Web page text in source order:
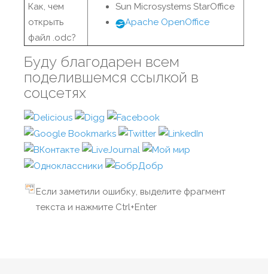
Как, чем
открыть
файл .odc?
Sun Microsystems StarOffice
Apache OpenOffice
Буду благодарен всем
поделившемся ссылкой в
соцсетях
Если заметили ошибку, выделите фрагмент
текста и нажмите Ctrl+Enter